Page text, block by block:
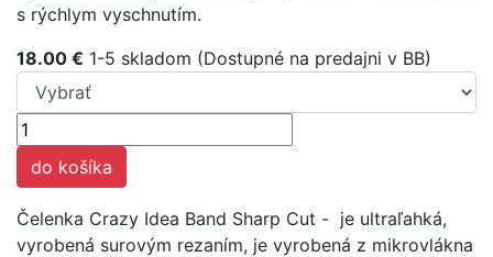
s rýchlym vyschnutím.
18.00 € 1-5 skladom (Dostupné na predajni v BB)
do košíka
Čelenka Crazy Idea Band Sharp Cut - je ultraľahká,
vyrobená surovým rezaním, je vyrobená z mikrovlákna